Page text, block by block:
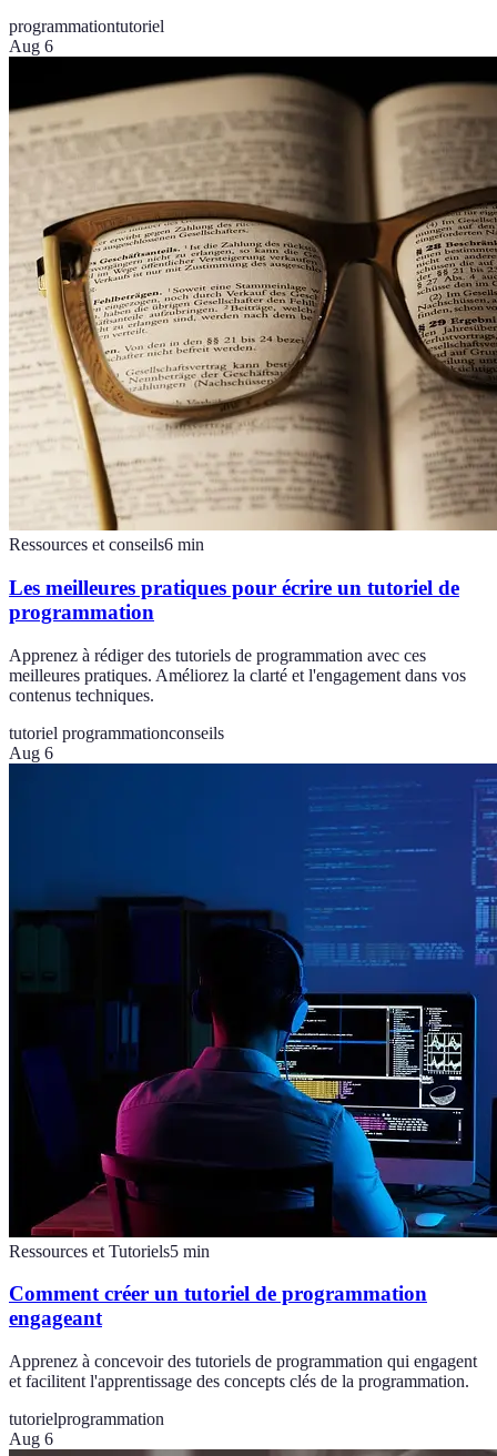
programmationtutoriel
Aug 6
Ressources et conseils6 min
Les meilleures pratiques pour écrire un tutoriel de
programmation
Apprenez à rédiger des tutoriels de programmation avec ces
meilleures pratiques. Améliorez la clarté et l'engagement dans vos
contenus techniques.
tutoriel programmationconseils
Aug 6
Ressources et Tutoriels5 min
Comment créer un tutoriel de programmation
engageant
Apprenez à concevoir des tutoriels de programmation qui engagent
et facilitent l'apprentissage des concepts clés de la programmation.
tutorielprogrammation
Aug 6